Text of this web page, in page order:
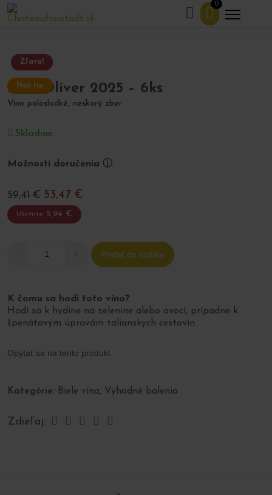
0
Domov > Obchod
Irsai Oliver
Zľava!
Náš tip
Irsai Oliver 2025 – 6ks
Víno polosladké, neskorý zber
Skladom
Možnosti doručenia ⓘ
59,41€ 53,47 €
Ušetríte: 5,94 €
- + Pridať do košíka
K čomu sa hodí toto víno?
Hodí sa k hydine na zelenine alebo ovocí, prípadne k
špenátovým úpravám talianskych cestovín.
Opýtať sa na tento produkt
Kategórie: Biele vína, Výhodné balenia
Zdieľaj: